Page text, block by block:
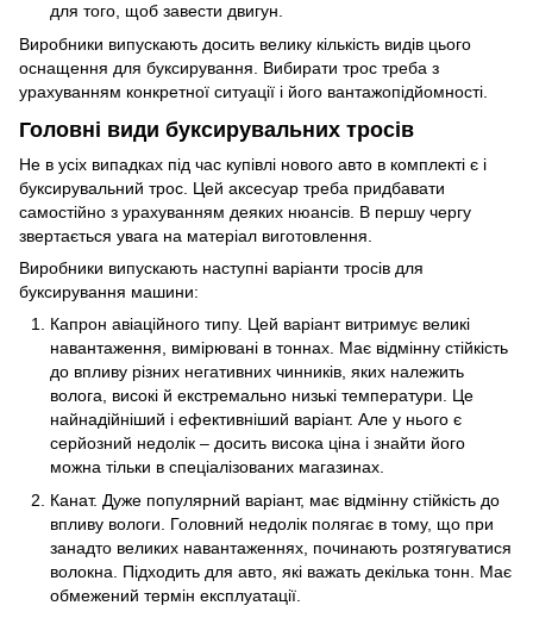
для того, щоб завести двигун.
Виробники випускають досить велику кількість видів цього
оснащення для буксирування. Вибирати трос треба з
урахуванням конкретної ситуації і його вантажопідйомності.
Головні види буксирувальних тросів
Не в усіх випадках під час купівлі нового авто в комплекті є і
буксирувальний трос. Цей аксесуар треба придбавати
самостійно з урахуванням деяких нюансів. В першу чергу
звертається увага на матеріал виготовлення.
Виробники випускають наступні варіанти тросів для
буксирування машини:
Капрон авіаційного типу. Цей варіант витримує великі
навантаження, вимірювані в тоннах. Має відмінну стійкість
до впливу різних негативних чинників, яких належить
волога, високі й екстремально низькі температури. Це
найнадійніший і ефективніший варіант. Але у нього є
серйозний недолік – досить висока ціна і знайти його
можна тільки в спеціалізованих магазинах.
Канат. Дуже популярний варіант, має відмінну стійкість до
впливу вологи. Головний недолік полягає в тому, що при
занадто великих навантаженнях, починають розтягуватися
волокна. Підходить для авто, які важать декілька тонн. Має
обмежений термін експлуатації.